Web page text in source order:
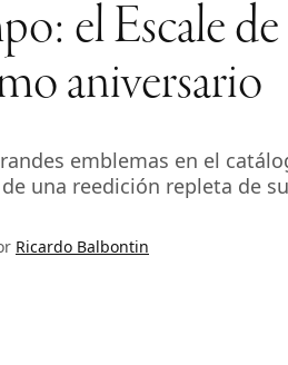
el Escale
aniversario
emblemas en el
una reedición repleta de
Ricardo Balbontin